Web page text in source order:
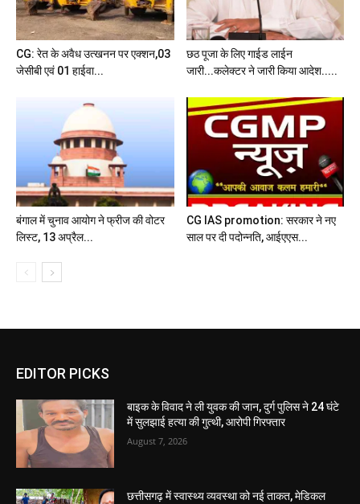
CG: रेत के अवैध उत्खनन पर एक्शन,03
जेसीबी एवं 01 हाईवा...
छठ पूजा के लिए गाईड लाईन
जारी...कलेक्टर ने जारी किया आदेश.....
बंगाल में चुनाव आयोग ने फ्रीज की वोटर
लिस्ट, 13 अप्रैल...
CG IAS promotion: सरकार ने नए
साल पर दी पदोन्नति, आईएएस...
EDITOR PICKS
बाइक के विवाद ने ली युवक की जान, दुर्ग पुलिस ने 24 घंटे
में सुलझाई हत्या की गुत्थी, आरोपी गिरफ्तार
August 7, 2026
छत्तीसगढ़ में स्वास्थ्य व्यवस्था को नई ताकत, मेडिकल